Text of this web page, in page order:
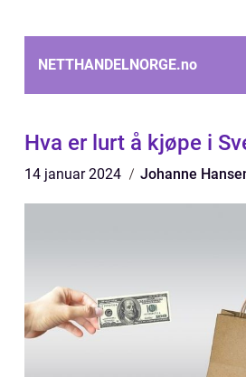
NETTHANDELNORGE.no
Hva er lurt å kjøpe i
14 januar 2024 Johanne